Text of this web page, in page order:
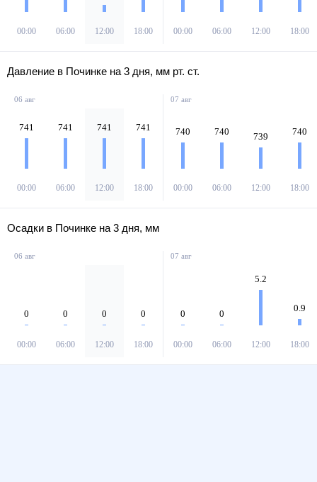
00:00 06:00 12:00 18:00 00:00 06:00 12:00 18:00
Давление в Починке на 3 дня, мм рт. ст.
06 авг
741
00:00
741
06:00
741
12:00
741
18:00
07 авг
740
00:00
740
06:00
739
12:00
740
18:00
Осадки в Починке на 3 дня, мм
06 авг
0
00:00
0
06:00
0
12:00
0
18:00
07 авг
0
00:00
0
06:00
5.2
12:00
0.9
18:00